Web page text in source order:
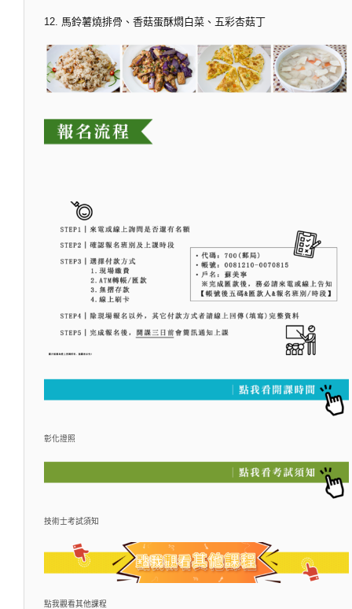
12. 馬鈴薯燒排骨、香菇蛋酥燜白菜、五彩杏菇丁
彰化證照
技術士考試須知
點我觀看其他課程